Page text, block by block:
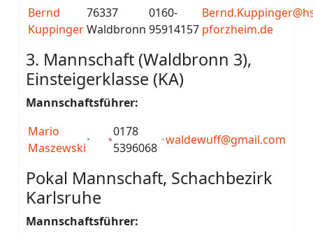
Bernd
Kuppinger
76337
Waldbronn
0160-
95914157 pforzheim.de
3. Mannschaft (Waldbronn 3),
Einsteigerklasse (KA)
Mannschaftsführer:
Mario
Maszewski
0178
5396068
waldewuff@gmail.com
Pokal Mannschaft, Schachbezirk
Karlsruhe
Mannschaftsführer: